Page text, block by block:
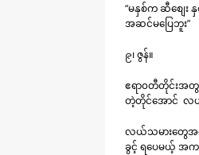
“မနှစ်က ဆီစျေး
အဆင်မပြေဘူး”
၉၊ ဇွန်။
ဧရာ၀တီတိုင်းအတွ
တဲ့တိုင်အောင် လယ်
လယ်သမားတွေအ
ခွင့် ရပေမယ့် အ